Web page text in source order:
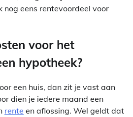
nog eens rentevoordeel voor
voor het
hypotheek?
een huis, dan zit je vast aan
dien je iedere maand een
rente en aflossing. Wel geldt dat